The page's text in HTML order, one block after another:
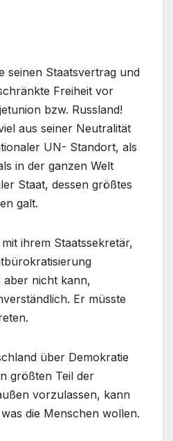
seinen Staatsvertrag und
Freiheit vor
bzw. Russland!
aus seiner Neutralität
UN- Standort, als
in der ganzen Welt
Staat, dessen größtes
galt.
ihrem Staatssekretär,
aber nicht kann,
Er müsste
über Demokratie
größten Teil der
vorzulassen, kann
die Menschen wollen.